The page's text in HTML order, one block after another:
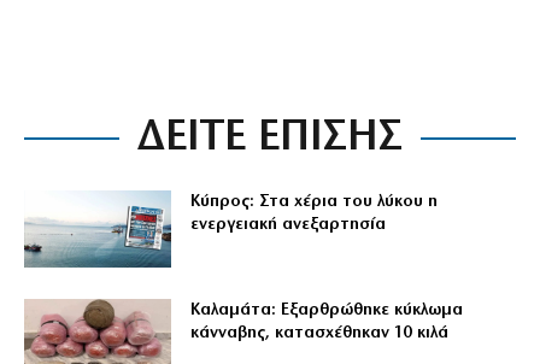
ΔΕΙΤΕ ΕΠΙΣΗΣ
Κύπρος: Στα χέρια του λύκου η
ενεργειακή ανεξαρτησία
Καλαμάτα: Εξαρθρώθηκε κύκλωμα
κάνναβης, κατασχέθηκαν 10 κιλά